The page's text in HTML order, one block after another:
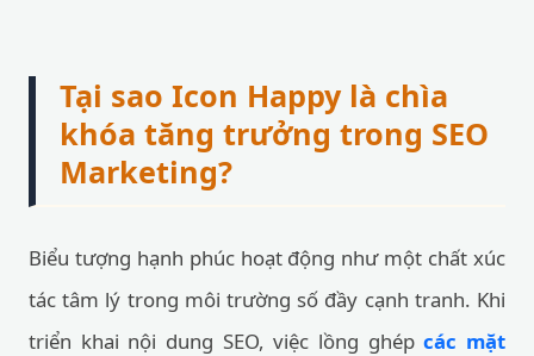
Tại sao Icon Happy là chìa
khóa tăng trưởng trong SEO
Marketing?
Biểu tượng hạnh phúc hoạt động như một chất xúc
tác tâm lý trong môi trường số đầy cạnh tranh. Khi
triển khai nội dung SEO, việc lồng ghépcác mặt